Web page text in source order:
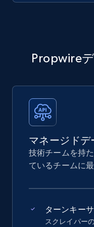
Propwire
マネージドデ
技術チームを持
ているチームに
ターンキー
スクレイパー